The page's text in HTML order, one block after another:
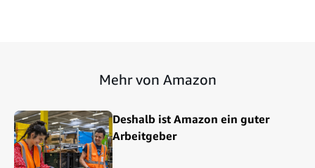
Mehr von Amazon
Deshalb ist Amazon ein guter
Arbeitgeber